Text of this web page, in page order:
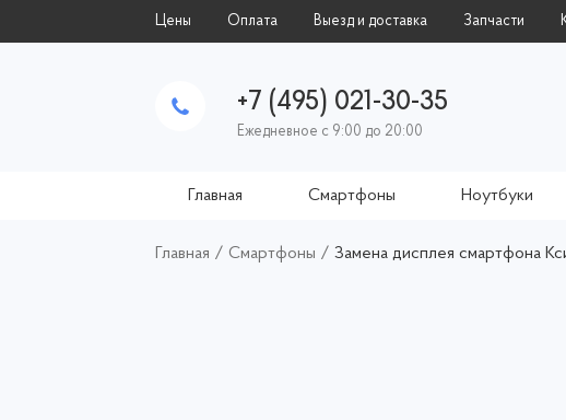
Цены Оплата Выезд и доставка Запчасти
+7 (495) 021-30-35
Ежедневное с 9:00 до 20:00
Главная Смартфоны Ноутбуки
Главная / Смартфоны / Замена дисплея смартфона